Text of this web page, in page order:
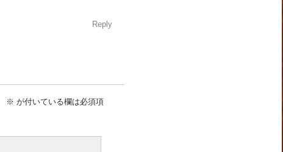
Reply
※ が付いている欄は必須項